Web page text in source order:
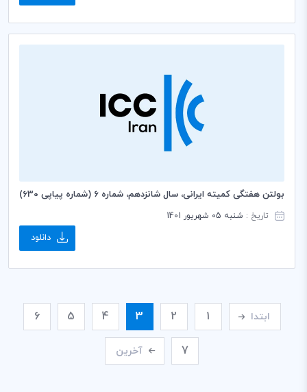
بولتن هفتگی کمیته ایرانی، سال شانزدهم، شماره 6 (شماره پیاپی 630)
تاریخ : شنبه 05 شهریور 1401
دانلود
ابتدا 1
2
3
4
5
6
7 آخرین